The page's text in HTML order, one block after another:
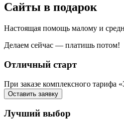
Сайты в подарок
Настоящая помощь малому и
Делаем сейчас — платишь потом!
Отличный старт
При заказе комплексного
Оставить заявку
Лучший выбор